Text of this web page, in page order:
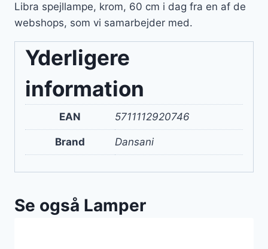
Libra spejllampe, krom, 60 cm i dag fra en af de
webshops, som vi samarbejder med.
Yderligere
information
EAN 5711112920746
Brand Dansani
Se også Lamper